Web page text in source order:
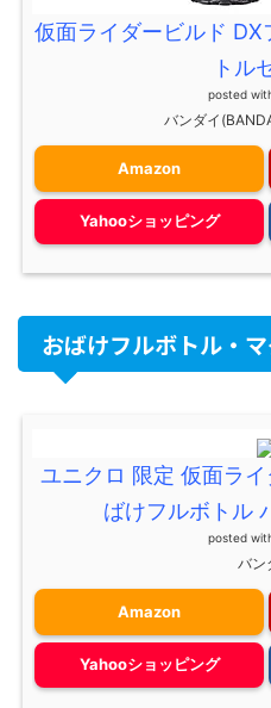
仮面ライダービルド
トル
posted
バンダイ
Amazon
Yahooショッピング
おばけフルボトル・
ユニクロ 限定 仮面ラ
ばけフルボトル
posted
バン
Amazon
Yahooショッピング